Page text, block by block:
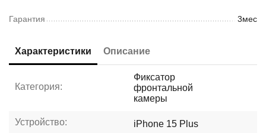
Гарантия 3мес
Характеристики Описание
Категория:
Фиксатор
фронтальной
камеры
Устройство: iPhone 15 Plus